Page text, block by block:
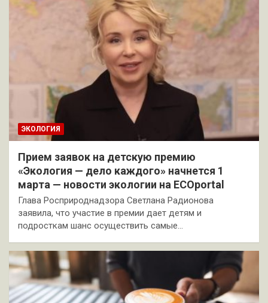
ЭКОЛОГИЯ
Прием заявок на детскую премию
«Экология — дело каждого» начнется 1
марта — новости экологии на ECOportal
Глава Росприроднадзора Светлана Радионова
заявила, что участие в премии дает детям и
подросткам шанс осуществить самые…